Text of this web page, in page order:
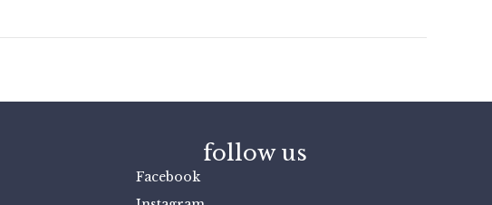
follow us
Facebook